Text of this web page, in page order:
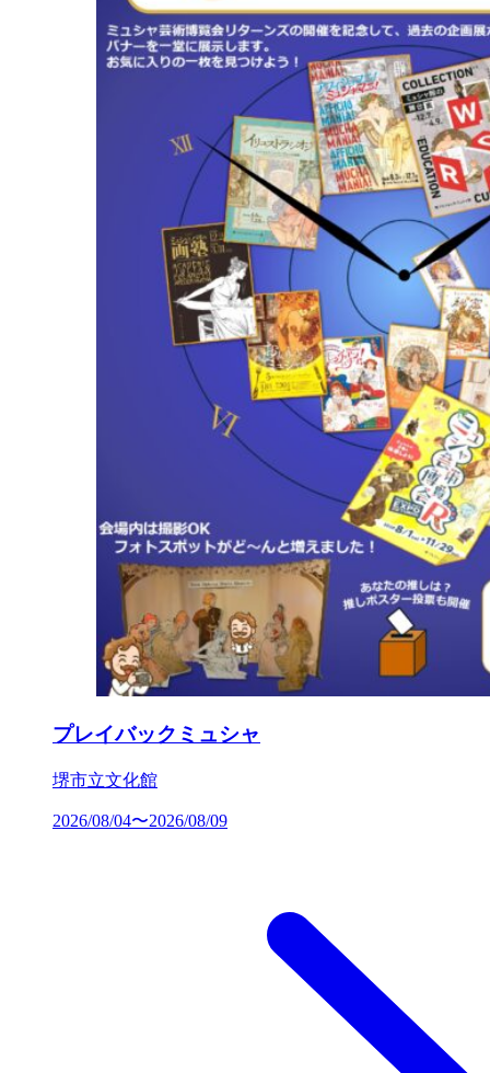
プレイバックミュシャ
堺市立文化館
2026/08/04〜2026/08/09